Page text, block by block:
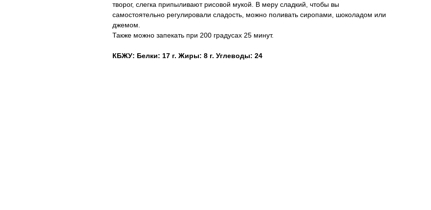
творог, слегка припыливают рисовой мукой. В меру сладкий, чтобы вы
самостоятельно регулировали сладость, можно поливать сиропами, шоколадом или
джемом.
Также можно запекать при 200 градусах 25 минут.
КБЖУ: Белки: 17 г. Жиры: 8 г. Углеводы: 24